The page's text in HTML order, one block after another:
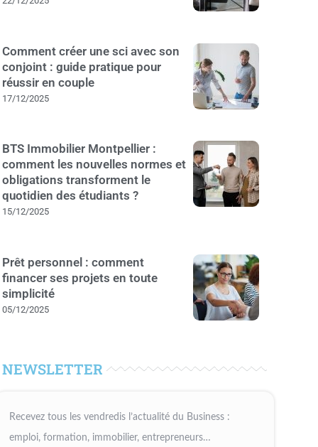
Comment créer une sci avec son
conjoint : guide pratique pour
réussir en couple
17/12/2025
BTS Immobilier Montpellier :
comment les nouvelles normes et
obligations transforment le
quotidien des étudiants ?
15/12/2025
Prêt personnel : comment
financer ses projets en toute
simplicité
05/12/2025
NEWSLETTER
Recevez tous les vendredis l’actualité du Business :
emploi, formation, immobilier, entrepreneurs…